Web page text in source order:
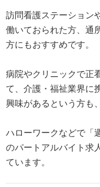
訪問看護ステーション
働いておられた方、通
方にもおすすめです。
病院やクリニックで正
て、介護・福祉業界に
興味があるという方も
ハローワークなどで「
のパートアルバイト求
ています。